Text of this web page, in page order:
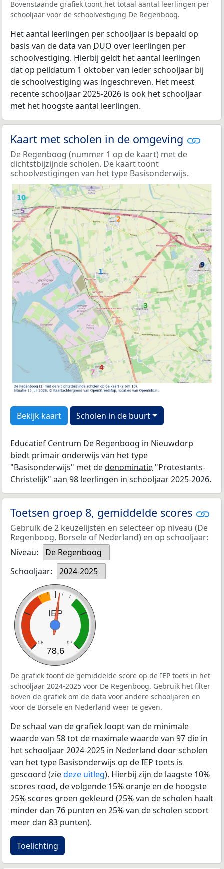
Bovenstaande grafiek toont het totaal aantal leerlingen per
schooljaar voor de schoolvestiging De Regenboog.
Het aantal leerlingen per schooljaar is bepaald op
basis van de data van DUO over leerlingen per
schoolvestiging. Hierbij geldt het aantal leerlingen
dat op peildatum 1 oktober van ieder schooljaar bij
de schoolvestiging was ingeschreven. Het meest
recente schooljaar 2025-2026 is ook het schooljaar
met het hoogste aantal leerlingen.
Kaart met scholen in de omgeving
De Regenboog (nummer 1 op de kaart) met de
dichtstbijzijnde scholen. De kaart toont
schoolvestigingen van het type Basisonderwijs.
Bekijk kaart Scholen in de buurt
Educatief Centrum De Regenboog in Nieuwdorp
biedt primair onderwijs van het type
"Basisonderwijs" met dedenominatie "Protestants-
Christelijk" aan 98 leerlingen in schooljaar 2025-2026.
Toetsen groep 8, gemiddelde scores
Gebruik de 2 keuzelijsten en selecteer op niveau (De
Regenboog, Borsele of Nederland) en op schooljaar:
Niveau:
De Regenboog
Schooljaar:
2024-2025
IEP
58 97
78,6
De grafiek toont de gemiddelde score op de IEP toets in het
schooljaar 2024-2025 voor De Regenboog. Gebruik het filter
boven de grafiek om de data voor andere schooljaren en
voor de Borsele en Nederland weer te geven.
De schaal van de grafiek loopt van de minimale
waarde van 58 tot de maximale waarde van 97 die in
het schooljaar 2024-2025 in Nederland door scholen
van het type Basisonderwijs op de IEP toets is
gescoord (ziedeze uitleg). Hierbij zijn de laagste 10%
scores rood, de volgende 15% oranje en de hoogste
25% scores groen gekleurd (25% van de scholen haalt
minder dan 76 punten en 25% van de scholen scoort
meer dan 83 punten).
Toelichting